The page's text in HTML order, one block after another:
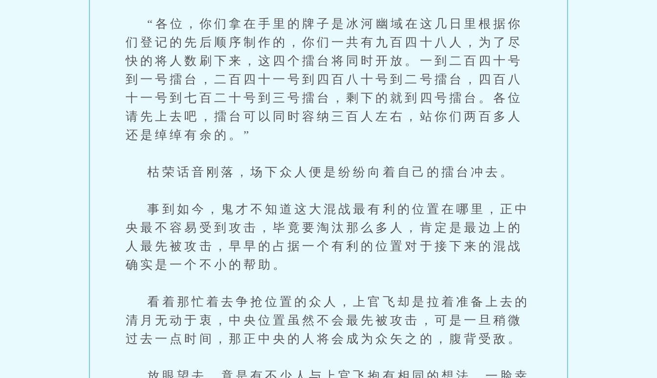
“各位，你们拿在手里的牌子是冰河幽域在这几日里根据你
们登记的先后顺序制作的，你们一共有九百四十八人，为了尽
快的将人数刷下来，这四个擂台将同时开放。一到二百四十号
到一号擂台，二百四十一号到四百八十号到二号擂台，四百八
十一号到七百二十号到三号擂台，剩下的就到四号擂台。各位
请先上去吧，擂台可以同时容纳三百人左右，站你们两百多人
还是绰绰有余的。”
枯荣话音刚落，场下众人便是纷纷向着自己的擂台冲去。
事到如今，鬼才不知道这大混战最有利的位置在哪里，正中
央最不容易受到攻击，毕竟要淘汰那么多人，肯定是最边上的
人最先被攻击，早早的占据一个有利的位置对于接下来的混战
确实是一个不小的帮助。
看着那忙着去争抢位置的众人，上官飞却是拉着准备上去的
清月无动于衷，中央位置虽然不会最先被攻击，可是一旦稍微
过去一点时间，那正中央的人将会成为众矢之的，腹背受敌。